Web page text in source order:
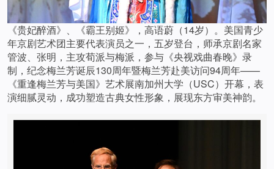
《贵妃醉酒》、《霸王别姬》，高语蔚（14岁）。美国青少
年京剧艺术团主要代表演员之一，五岁登台，师承京剧名家
管波、张明，主攻荀派与梅派，参与《央视戏曲春晚》录
制，纪念梅兰芳诞辰130周年暨梅兰芳赴美访问94周年——
《重逢梅兰芳与美国》艺术展南加州大学（USC）开幕，表
演细腻灵动，成功塑造古典女性形象，展现东方审美神韵。